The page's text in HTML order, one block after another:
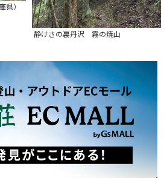
）
静けさの裏丹沢 霧の焼山